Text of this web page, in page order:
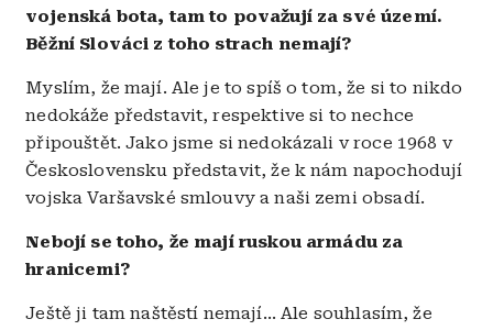
vojenská bota, tam to považují za své území.
Běžní Slováci z toho strach nemají?
Myslím, že mají. Ale je to spíš o tom, že si to nikdo
nedokáže představit, respektive si to nechce
připouštět. Jako jsme si nedokázali v roce 1968 v
Československu představit, že k nám napochodují
vojska Varšavské smlouvy a naši zemi obsadí.
Nebojí se toho, že mají ruskou armádu za
hranicemi?
Ještě ji tam naštěstí nemají... Ale souhlasím, že